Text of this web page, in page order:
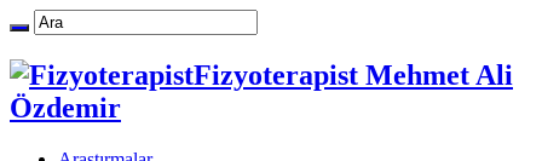
Fizyoterapist Mehmet Ali
Özdemir